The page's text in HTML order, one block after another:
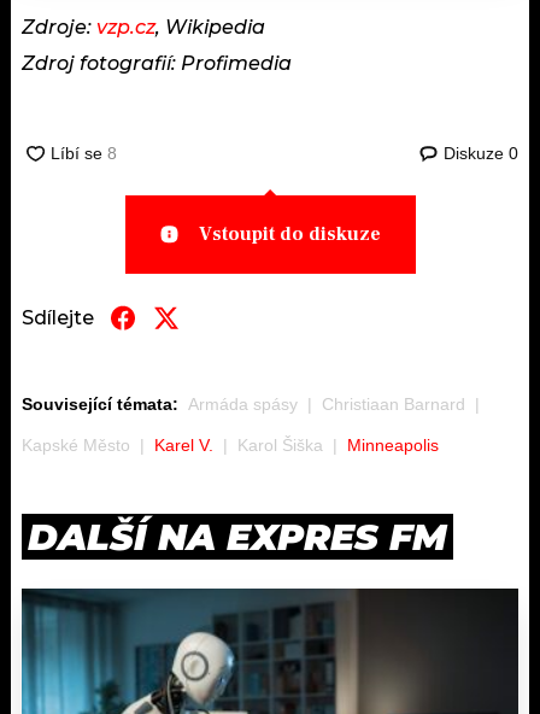
Zdroje: vzp.cz, Wikipedia
Zdroj fotografií: Profimedia
Diskuze 0
Vstoupit do diskuze
Sdílejte
Související témata: Armáda spásy Christiaan Barnard
Kapské Město Karel V. Karol Šiška Minneapolis
DALŠÍ NA EXPRES FM